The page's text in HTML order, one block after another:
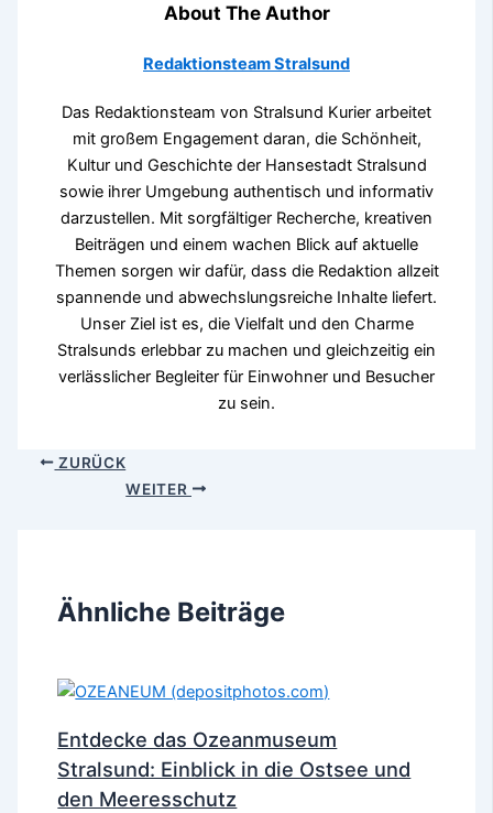
About The Author
Redaktionsteam Stralsund
Das Redaktionsteam von Stralsund Kurier arbeitet
mit großem Engagement daran, die Schönheit,
Kultur und Geschichte der Hansestadt Stralsund
sowie ihrer Umgebung authentisch und informativ
darzustellen. Mit sorgfältiger Recherche, kreativen
Beiträgen und einem wachen Blick auf aktuelle
Themen sorgen wir dafür, dass die Redaktion allzeit
spannende und abwechslungsreiche Inhalte liefert.
Unser Ziel ist es, die Vielfalt und den Charme
Stralsunds erlebbar zu machen und gleichzeitig ein
verlässlicher Begleiter für Einwohner und Besucher
zu sein.
ZURÜCK
WEITER
Ähnliche Beiträge
Entdecke das Ozeanmuseum
Stralsund: Einblick in die Ostsee und
den Meeresschutz